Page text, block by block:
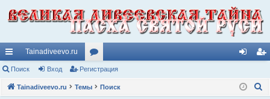
с
ы
Tainadiveevo.ru
ор
ум д ис
Поиск Вход Регистрация
Tainadiveevo.ru Темы Поиск